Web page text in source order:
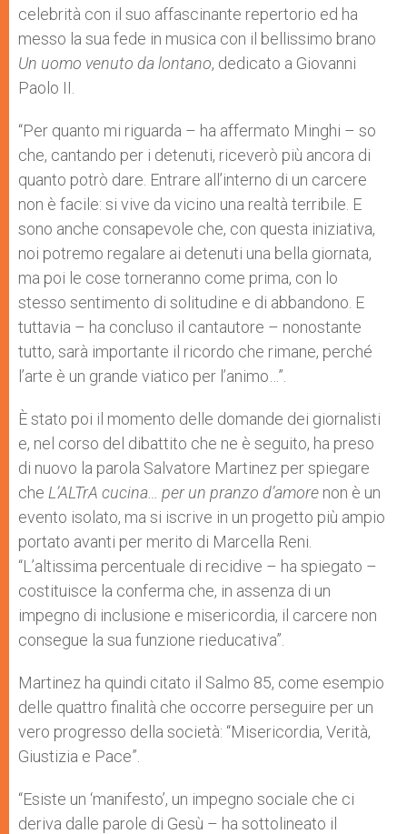
celebrità con il suo affascinante repertorio ed ha
messo la sua fede in musica con il bellissimo brano
Un uomo venuto da lontano, dedicato a Giovanni
Paolo II.
“Per quanto mi riguarda – ha affermato Minghi – so
che, cantando per i detenuti, riceverò più ancora di
quanto potrò dare. Entrare all’interno di un carcere
non è facile: si vive da vicino una realtà terribile. E
sono anche consapevole che, con questa iniziativa,
noi potremo regalare ai detenuti una bella giornata,
ma poi le cose torneranno come prima, con lo
stesso sentimento di solitudine e di abbandono. E
tuttavia – ha concluso il cantautore – nonostante
tutto, sarà importante il ricordo che rimane, perché
l’arte è un grande viatico per l’animo…”.
È stato poi il momento delle domande dei giornalisti
e, nel corso del dibattito che ne è seguito, ha preso
di nuovo la parola Salvatore Martinez per spiegare
che L’ALTrA cucina… per un pranzo d’amore non è un
evento isolato, ma si iscrive in un progetto più ampio
portato avanti per merito di Marcella Reni.
“L’altissima percentuale di recidive – ha spiegato –
costituisce la conferma che, in assenza di un
impegno di inclusione e misericordia, il carcere non
consegue la sua funzione rieducativa”.
Martinez ha quindi citato il Salmo 85, come esempio
delle quattro finalità che occorre perseguire per un
vero progresso della società: “Misericordia, Verità,
Giustizia e Pace”.
“Esiste un ‘manifesto’, un impegno sociale che ci
deriva dalle parole di Gesù – ha sottolineato il